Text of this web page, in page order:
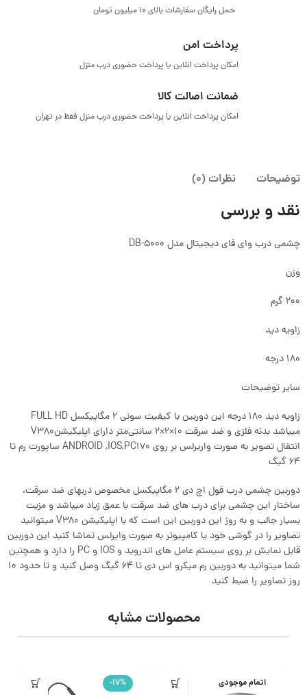
حمل رایگان سفارشات بالای ۱۰ میلیون تومان
پرداخت امن
امکان پرداخت انلاین یا پرداخت حضوری درب منزل
ضمانت اصالت کالا
امکان پرداخت انلاین یا پرداخت حضوری درب منزل فقظ در تهران
توضیحات نظرات (0)
نقد و بررسی
چشمی درب وای فای دیجیتال مدل DB-5000
وزن
۲۰۰ گرم
زاویه دید
۱۸۰ درجه
سایر توضیحات
زاویه دید ۱۸۰ درجه این دوربین با کیفیت سونی ۲ مگاپیکسل FULL HD
میباشد بدنه فلزی و ضد سرقت ۱۰×۲×۲ سانتی‌متر دارای اپلیکیشنV۳۸۰
انتقال تصویر به صورت واریرلس بر روی ANDROID ,IOS,PC۱۷۰ ساپورت رم تا
۶۴ گیگ
دوربین چشمی درب فول اچ دی 2 مگاپیکسل مخصوص دربهای ضد سرقت،
ساختار این چشمی برای درب های ضد سرقت با عمق زیاد میباشد و مزیت
بسیار جالب و به روز این دوربین این است که با اپلیکیشن V380 میتوانید
تصاویر را در گوشی خود یا کامپیوتر به صورت وایرلس تماشا کنید این دوربین
قابل نمایش بر روی سیستم عامل های اندروید و IOS و PC را دارد و همچنین
شما میتوانید به دوربین رم میکرو اس دی تا 64 گیگ وصل کنید و تا حدود 10
روز تصاویر را ضبط کنید
محصولات مشابه
اتمام موجودی
-17%